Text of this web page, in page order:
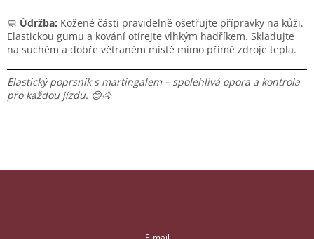
🧼 Údržba: Kožené části pravidelně ošetřujte přípravky na kůži.
Elastickou gumu a kování otírejte vlhkým hadříkem. Skladujte
na suchém a dobře větraném místě mimo přímé zdroje tepla.
Elastický poprsník s martingalem – spolehlivá opora a kontrola
pro každou jízdu. 😊🐴
Z
E-mail